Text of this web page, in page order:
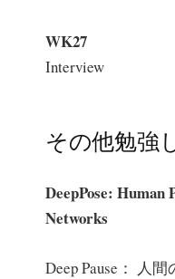
WK27
Interview
その他勉強
DeepPose: Human
Networks
Deep Pause：